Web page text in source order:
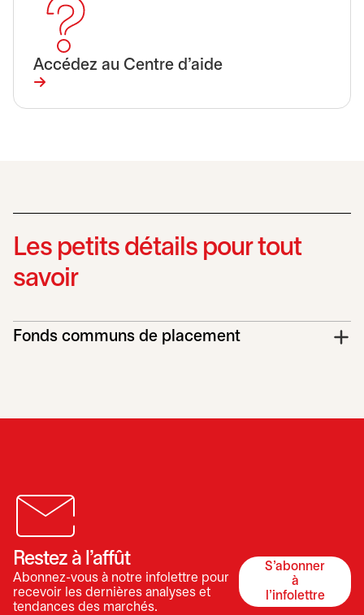
Accédez au Centre d’aide
Les petits détails pour tout
savoir
Fonds communs de placement
Restez à l’affût
Abonnez-vous à notre infolettre pour
recevoir les dernières analyses et
tendances des marchés.
S'abonner
à
l'infolettre
s’ouvre